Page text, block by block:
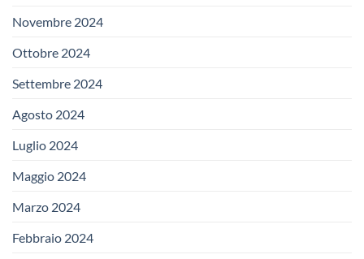
Novembre 2024
Ottobre 2024
Settembre 2024
Agosto 2024
Luglio 2024
Maggio 2024
Marzo 2024
Febbraio 2024